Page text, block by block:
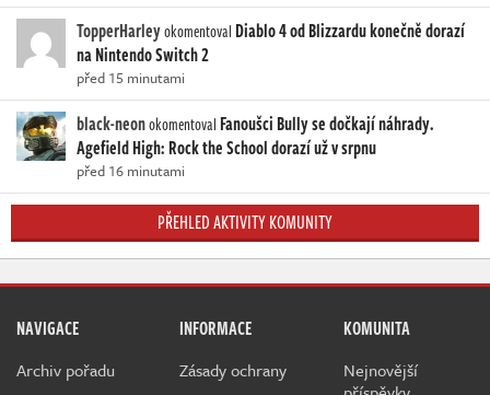
TopperHarleyokomentoval Diablo 4 od Blizzardu konečně dorazí
na Nintendo Switch 2
před 15 minutami
black-neonokomentoval Fanoušci Bully se dočkají náhrady.
Agefield High: Rock the School dorazí už v srpnu
před 16 minutami
PŘEHLED AKTIVITY KOMUNITY
NAVIGACE
Archiv pořadu
INFORMACE
Zásady ochrany
KOMUNITA
Nejnovější